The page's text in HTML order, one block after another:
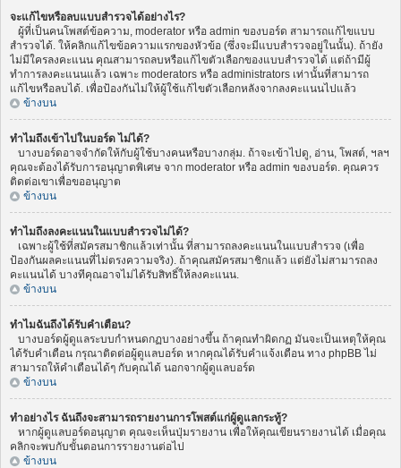
จะแก้ไขหรือลบแบบสำรวจได้อย่างไร?
ผู้ที่เป็นคนโพสต์ข้อความ, moderator หรือ admin ของบอร์ด สามารถแก้ไขแบบ
สำรวจได้. ให้คลิกแก้ไขข้อความแรกของหัวข้อ (ซึ่งจะมีแบบสำรวจอยู่ในนั้น). ถ้ายัง
ไม่มีใครลงคะแนน คุณสามารถลบหรือแก้ไขตัวเลือกของแบบสำรวจได้ แต่ถ้ามีผู้
ทำการลงคะแนนแล้ว เฉพาะ moderators หรือ administrators เท่านั้นที่สามารถ
แก้ไขหรือลบได้. เพื่อป้องกันไม่ให้ผู้ใช้แก้ไขตัวเลือกหลังจากลงคะแนนไปแล้ว
ข้างบน
ทำไมถึงเข้าไปในบอร์ด ไม่ได้?
บางบอร์ดอาจจำกัดให้กับผู้ใช้บางคนหรือบางกลุ่ม. ถ้าจะเข้าไปดู, อ่าน, โพสต์, ฯลฯ
คุณจะต้องได้รับการอนุญาตพิเศษ จาก moderator หรือ admin ของบอร์ด. คุณควร
ติดต่อเขาเพื่อขออนุญาต
ข้างบน
ทำไมถึงลงคะแนนในแบบสำรวจไม่ได้?
เฉพาะผู้ใช้ที่สมัครสมาชิกแล้วเท่านั้น ที่สามารถลงคะแนนในแบบสำรวจ (เพื่อ
ป้องกันผลคะแนนที่ไม่ตรงความจริง). ถ้าคุณสมัครสมาชิกแล้ว แต่ยังไม่สามารถลง
คะแนนได้ บางทีคุณอาจไม่ได้รับสิทธิ์ให้ลงคะแนน.
ข้างบน
ทำไมฉันถึงได้รับคำเตือน?
บางบอร์ดผู้ดูแลระบบกำหนดกฏบางอย่างขึ้น ถ้าคุณทำผิดกฏ มันจะเป็นเหตุให้คุณ
ได้รับคำเตือน กรุณาติดต่อผู้ดูแลบอร์ด หากคุณได้รับคำแจ้งเตือน ทาง phpBB ไม่
สามารถให้คำเตือนได้ๆ กับคุณได้ นอกจากผู้ดูแลบอร์ด
ข้างบน
ทำอย่างไร ฉันถึงจะสามารถรายงานการโพสต์แก่ผู้ดูแลกระทู้?
หากผู้ดูแลบอร์ดอนุญาต คุณจะเห็นปุ่มรายงาน เพื่อให้คุณเขียนรายงานได้ เมื่อคุณ
คลิกจะพบกับขั้นตอนการรายงานต่อไป
ข้างบน